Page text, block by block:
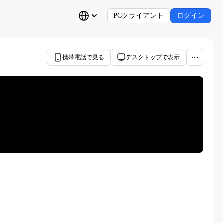
PCクライアント ログイン
携帯電話で見る デスクトップで表示